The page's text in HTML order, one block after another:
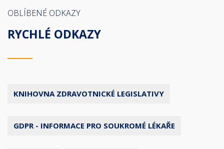
OBLÍBENÉ ODKAZY
RYCHLÉ ODKAZY
KNIHOVNA ZDRAVOTNICKÉ LEGISLATIVY
GDPR - INFORMACE PRO SOUKROMÉ LÉKAŘE